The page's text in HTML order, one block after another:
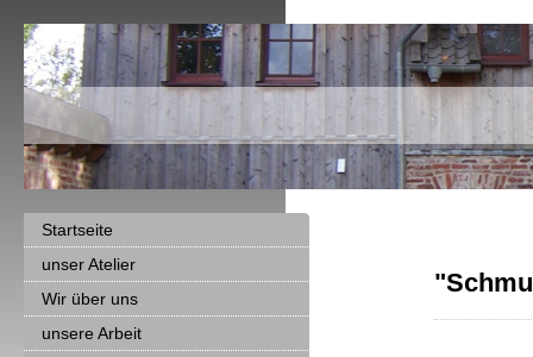
Startseite
unser Atelier
Wir über uns
unsere Arbeit